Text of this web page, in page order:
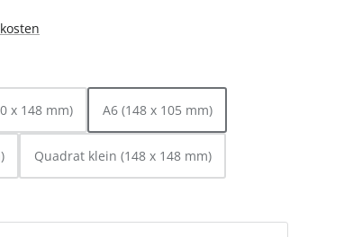
x 148 mm) A6 (148 x 105 mm)
Quadrat klein (148 x 148 mm)